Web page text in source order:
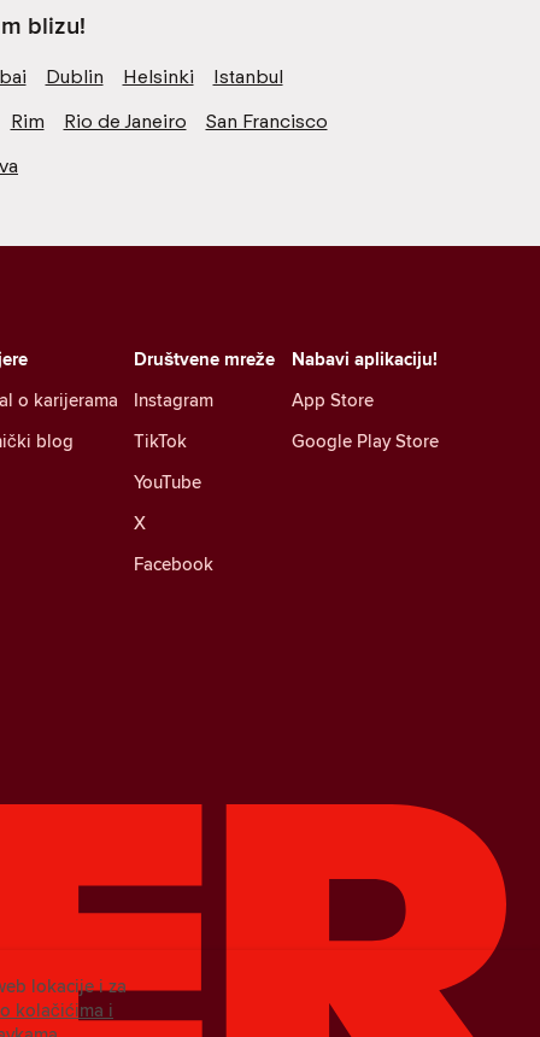
blizu!
Dublin Helsinki
Istanbul
Rim
Rio de Janeiro
San Francisco
Društvene mreže
Instagram
TikTok
YouTube
X
Facebook
o karijerama
blog
Nabavi aplikaciju!
App Store
Google Play Store
lokacije i za
kolačićima i